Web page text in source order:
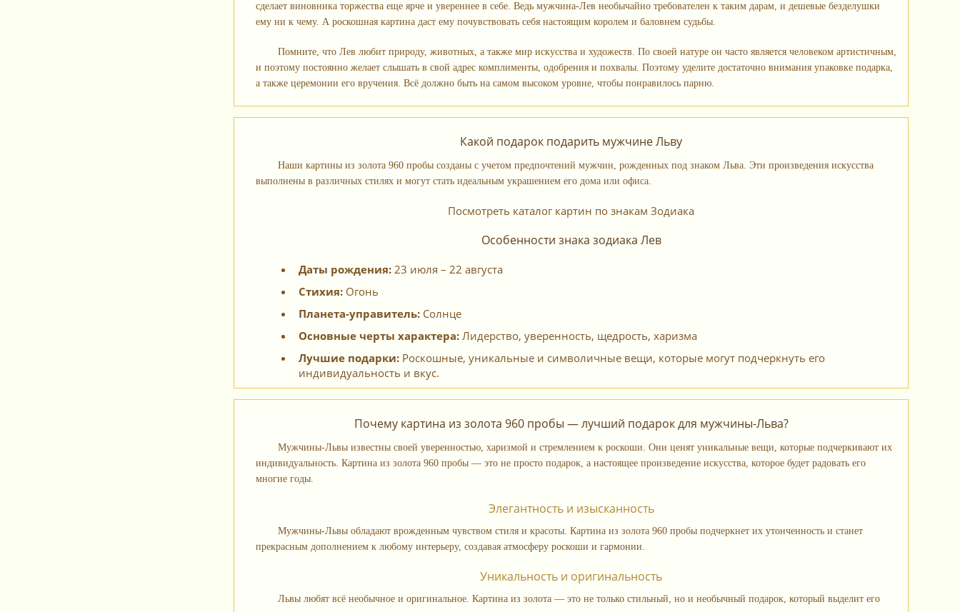
сделает виновника торжества еще ярче и увереннее в себе. Ведь мужчина-Лев необычайно требователен к таким дарам, и дешевые безделушки
ему ни к чему. А роскошная картина даст ему почувствовать себя настоящим королем и баловнем судьбы.
Помните, что Лев любит природу, животных, а также мир искусства и художеств. По своей натуре он часто является человеком артистичным,
и поэтому постоянно желает слышать в свой адрес комплименты, одобрения и похвалы. Поэтому уделите достаточно внимания упаковке подарка,
а также церемонии его вручения. Всё должно быть на самом высоком уровне, чтобы понравилось парню.
Какой подарок подарить мужчине Льву
Наши картины из золота 960 пробы созданы с учетом предпочтений мужчин, рожденных под знаком Льва. Эти произведения искусства
выполнены в различных стилях и могут стать идеальным украшением его дома или офиса.
Посмотреть каталог картин по знакам Зодиака
Особенности знака зодиака Лев
Даты рождения: 23 июля – 22 августа
Стихия: Огонь
Планета-управитель: Солнце
Основные черты характера: Лидерство, уверенность, щедрость, харизма
Лучшие подарки: Роскошные, уникальные и символичные вещи, которые могут подчеркнуть его
индивидуальность и вкус.
Почему картина из золота 960 пробы — лучший подарок для мужчины-Льва?
Мужчины-Львы известны своей уверенностью, харизмой и стремлением к роскоши. Они ценят уникальные вещи, которые подчеркивают их
индивидуальность. Картина из золота 960 пробы — это не просто подарок, а настоящее произведение искусства, которое будет радовать его
многие годы.
Элегантность и изысканность
Мужчины-Львы обладают врожденным чувством стиля и красоты. Картина из золота 960 пробы подчеркнет их утонченность и станет
прекрасным дополнением к любому интерьеру, создавая атмосферу роскоши и гармонии.
Уникальность и оригинальность
Львы любят всё необычное и оригинальное. Картина из золота — это не только стильный, но и необычный подарок, который выделит его